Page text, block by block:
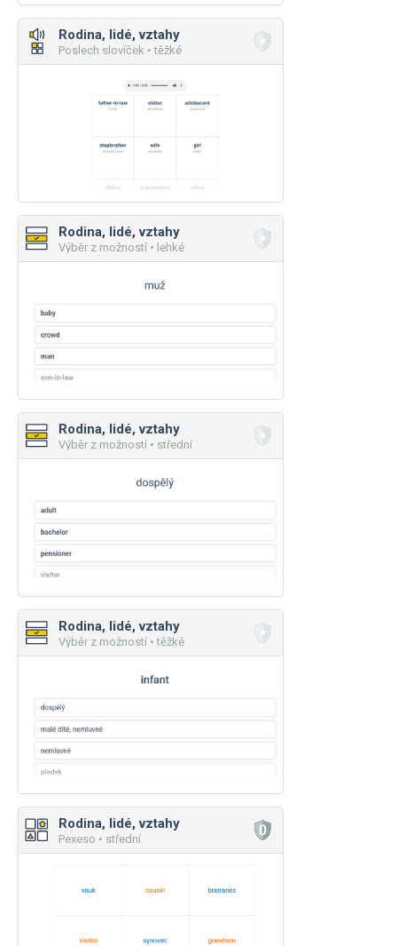
Rodina, lidé, vztahy
Poslech slovíček • těžké
Rodina, lidé, vztahy
Výběr z možností • lehké
Rodina, lidé, vztahy
Výběr z možností • střední
Rodina, lidé, vztahy
Výběr z možností • těžké
Rodina, lidé, vztahy
Pexeso • střední